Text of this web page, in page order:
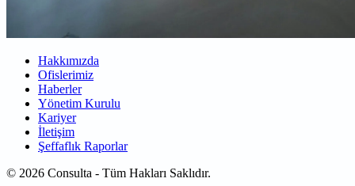
Hakkımızda
Ofislerimiz
Haberler
Yönetim Kurulu
Kariyer
İletişim
Şeffaflık Raporlar
© 2026 Consulta - Tüm Hakları Saklıdır.